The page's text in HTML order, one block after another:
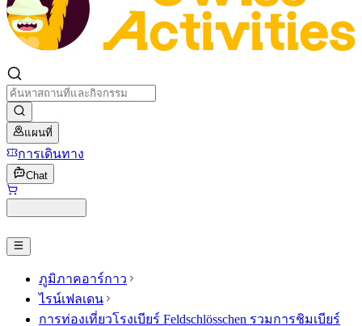
แผนที่
การเดินทาง
Chat
ภูมิภาคอาร์กาว
ไรน์เฟลเดน
การท่องเที่ยวโรงเบียร์ Feldschlösschen รวมการชิมเบียร์